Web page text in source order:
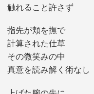
触れること許さず
指先が頬を撫で
計算された仕草
その微笑みの中
真意を読み解く術なし